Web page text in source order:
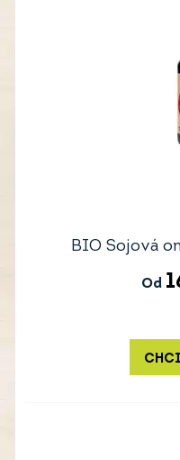
BIO Sojová
Od